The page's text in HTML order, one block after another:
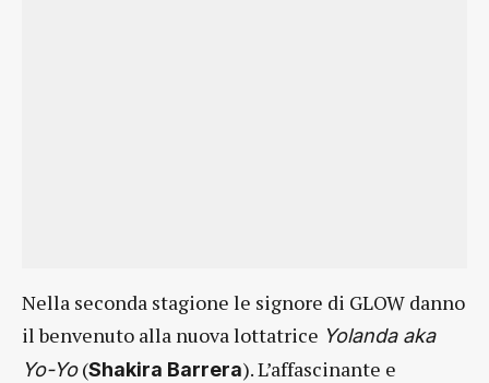
Nella seconda stagione le signore di GLOW danno
il benvenuto alla nuova lottatrice Yolanda aka
Yo-Yo(Shakira Barrera). L’affascinante e